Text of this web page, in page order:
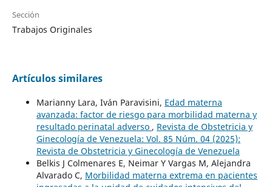
Sección
Trabajos Originales
Artículos similares
Marianny Lara, Iván Paravisini, Edad materna
avanzada: factor de riesgo para morbilidad materna y
resultado perinatal adverso , Revista de Obstetricia y
Ginecología de Venezuela: Vol. 85 Núm. 04 (2025):
Revista de Obstetricia y Ginecología de Venezuela
Belkis J Colmenares E, Neimar Y Vargas M, Alejandra
Alvarado C, Morbilidad materna extrema en pacientes